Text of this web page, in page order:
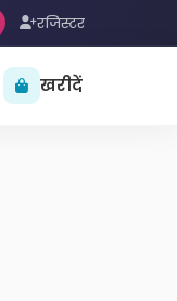
रजिस्टर
खरीदें